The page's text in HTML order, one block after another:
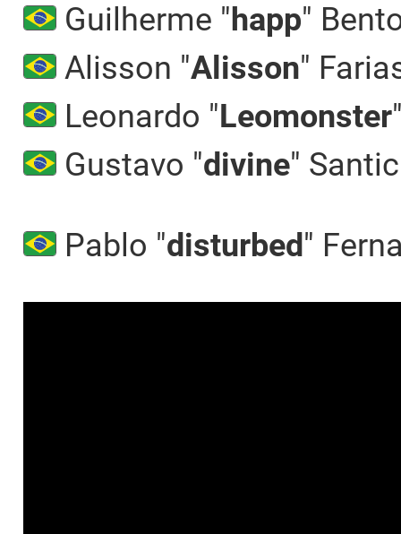
Guilherme "happ"
Alisson "Alisson"
Leonardo "Leomonster
Gustavo "divine"
Pablo "disturbed"